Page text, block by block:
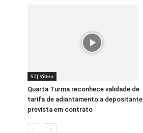
STJ Vídeo
Quarta Turma reconhece validade de
tarifa de adiantamento a depositante
prevista em contrato